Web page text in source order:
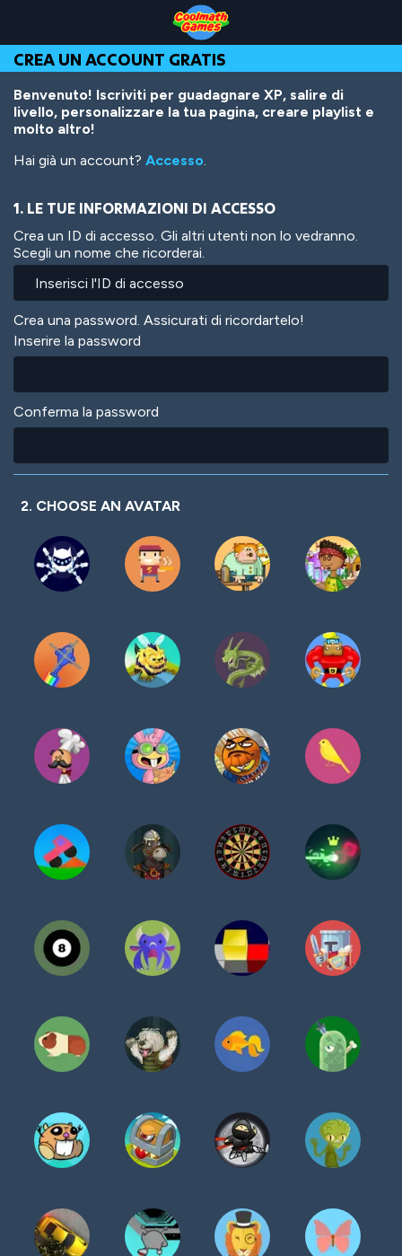
Top
of
Page
Navigation
Main
Content
Footer
contenuto
principale
CREA UN ACCOUNT GRATIS
Benvenuto! Iscriviti per guadagnare XP, salire di
livello, personalizzare la tua pagina, creare playlist e
molto altro!
Hai già un account? Accesso.
1. LE TUE INFORMAZIONI DI ACCESSO
Crea un ID di accesso. Gli altri utenti non lo vedranno.
Scegli un nome che ricorderai.
Crea una password. Assicurati di ricordartelo!
Inserire la password
Conferma la password
2. CHOOSE AN AVATAR